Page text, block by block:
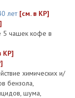
лет [см. в КР]
5 чашек кофе в
КР]
химических и/
бензола,
шума,